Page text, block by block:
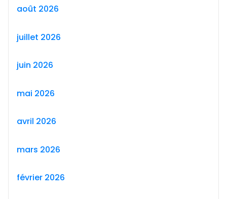
août 2026
juillet 2026
juin 2026
mai 2026
avril 2026
mars 2026
février 2026